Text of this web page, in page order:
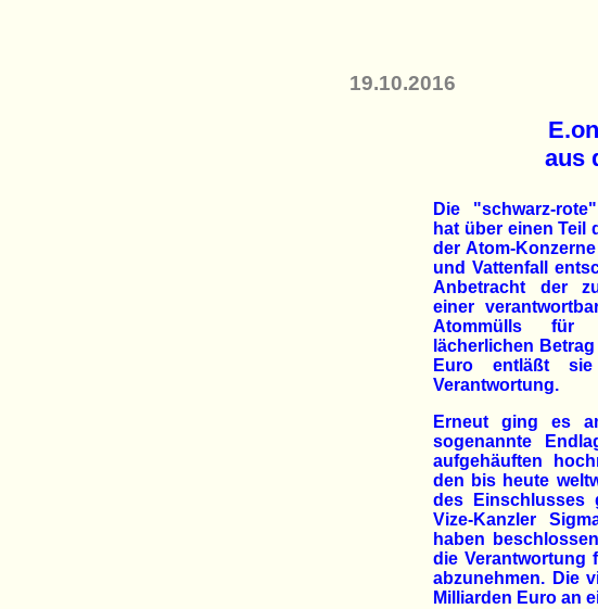
19.10.2016
aus
Die "schwarz-
hat über einen Teil
der Atom-
und Vattenfall
Anbetracht der
einer
Atommülls für
lächerlichen
Euro entläßt
Verantwortung.
Erneut ging es
sogenannte
aufgehäuften
den bis heute
des Einschlusses
Vize-Kanzler
haben
die Verantwortung
abzunehmen. Die
Milliarden Euro an